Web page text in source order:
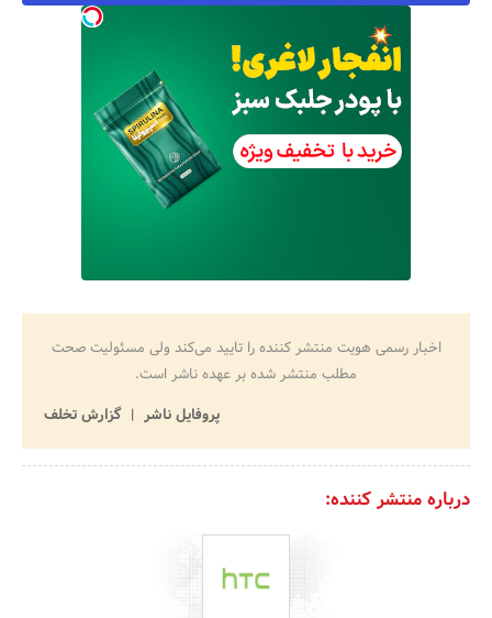
اخبار رسمی هویت منتشر کننده را تایید می‌کند ولی مسئولیت صحت
مطلب منتشر شده بر عهده ناشر است.
پروفایل ناشر
گزارش تخلف
درباره منتشر کننده: